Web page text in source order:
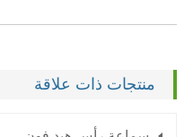
منتجات ذات علاقة